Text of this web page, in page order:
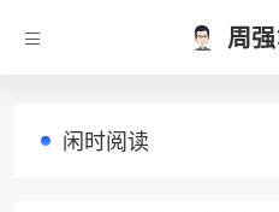
周
闲时阅读